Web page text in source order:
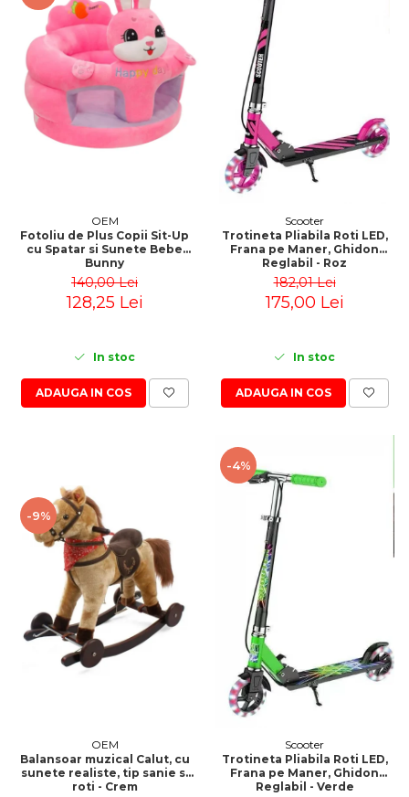
OEM
Fotoliu de Plus Copii Sit-Up
cu Spatar si Sunete Bebe
Bunny
140,00 Lei
128,25 Lei
In stoc
ADAUGA IN COS
Scooter
Trotineta Pliabila Roti LED,
Frana pe Maner, Ghidon
Reglabil - Roz
182,01 Lei
175,00 Lei
In stoc
ADAUGA IN COS
-9%
OEM
Balansoar muzical Calut, cu
sunete realiste, tip sanie si
roti - Crem
-4%
Scooter
Trotineta Pliabila Roti LED,
Frana pe Maner, Ghidon
Reglabil - Verde